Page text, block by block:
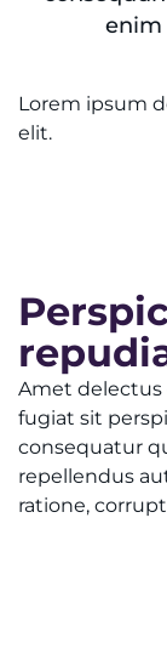
enim
Lorem ipsum
elit.
Amet delectus
fugiat sit
consequatur
repellendus
ratione,